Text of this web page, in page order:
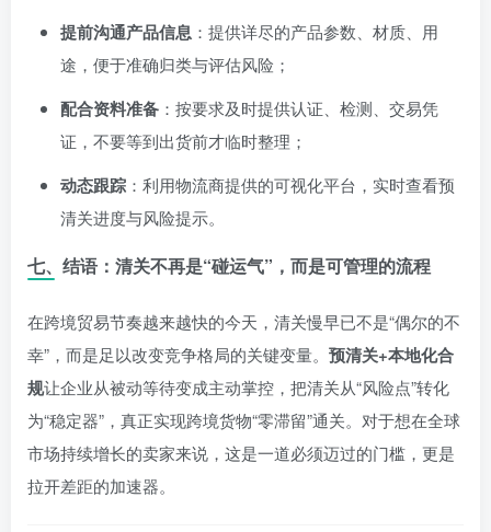
提前沟通产品信息 ：提供详尽的产品参数、材质、用
途，便于准确归类与评估风险；
配合资料准备 ：按要求及时提供认证、检测、交易凭
证，不要等到出货前才临时整理；
动态跟踪 ：利用物流商提供的可视化平台，实时查看预
清关进度与风险提示。
七、结语：清关不再是“碰运气”，而是可管理的流程
在跨境贸易节奏越来越快的今天，清关慢早已不是“偶尔的不
幸”，而是足以改变竞争格局的关键变量。 预清关+本地化合
规让企业从被动等待变成主动掌控，把清关从“风险点”转化
为“稳定器”，真正实现跨境货物“零滞留”通关。对于想在全球
市场持续增长的卖家来说，这是一道必须迈过的门槛，更是
拉开差距的加速器。